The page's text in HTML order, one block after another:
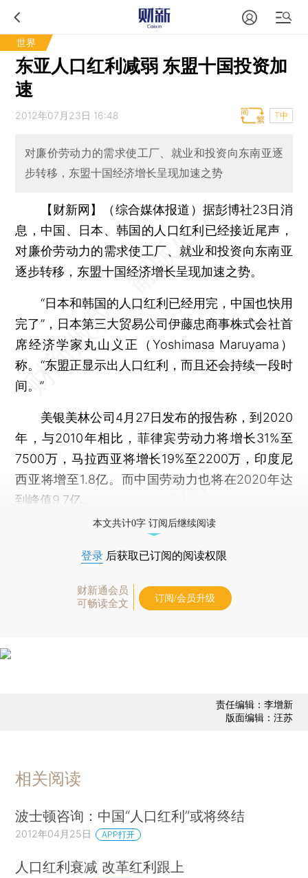
世界
东亚人口红利减弱 东盟十国投资加
速
2012年07月23日 16:48 T中
对廉价劳动力的需求使工厂、就业和投资向东南亚逐
步转移，东盟十国经济增长呈现加速之势
【财新网】（综合媒体报道） 据彭博社23日消
息，中国、日本、韩国的人口红利已经接近尾声，
对廉价劳动力的需求使工厂、就业和投资向东南亚
逐步转移，东盟十国经济增长呈现加速之势。
“日本和韩国的人口红利已经用完，中国也快用
完了”，日本第三大贸易公司伊藤忠商事株式会社首
席经济学家丸山义正（Yoshimasa Maruyama）
称。“东盟正显示出人口红利，而且还会持续一段时
间。”
美银美林公司4月27日发布的报告称，到2020
年，与2010年相比，菲律宾劳动力将增长31%至
7500万，马拉西亚将增长19%至2200万，印度尼
西亚将增至1.8亿。而中国劳动力也将在2020年达
到峰值9.7亿。
本文共计0字 订阅后继续阅读
登录 后获取已订阅的阅读权限
财新通会员
可畅读全文
订阅/会员升级
责任编辑：李增新
版面编辑：汪苏
相关阅读
波士顿咨询：中国“人口红利”或将终结
2012年04月25日 APP打开
人口红利衰减 改革红利跟上